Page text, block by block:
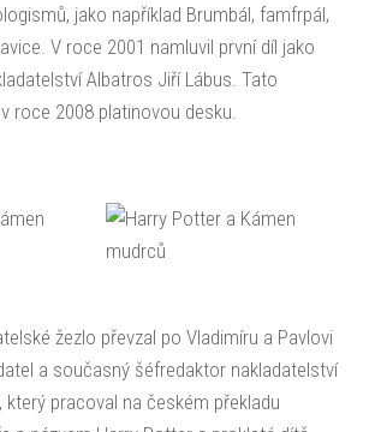
jako například Brumbál, famfrpál,
V roce 2001 namluvil první díl jako
Albatros Jiří Lábus. Tato
roce 2008 platinovou desku.
žezlo převzal po Vladimíru a Pavlovi
a současný šéfredaktor nakladatelství
který pracoval na českém překladu